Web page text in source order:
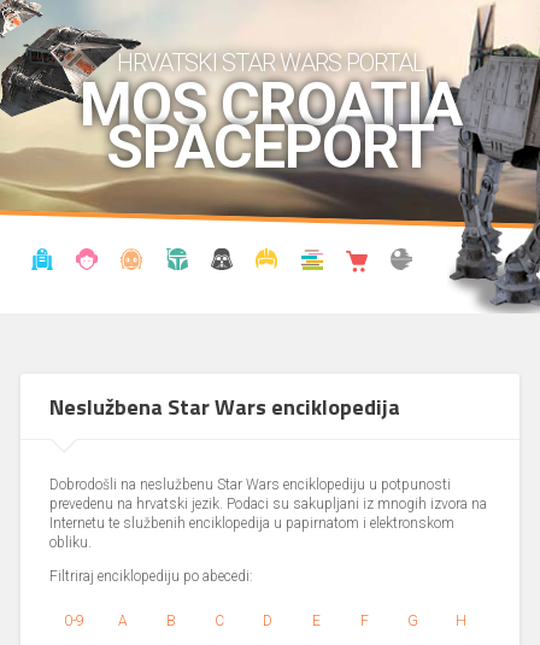
HRVATSKI STAR WARS PORTAL
MOS CROATIA
SPACEPORT
Neslužbena Star Wars enciklopedija
Dobrodošli na neslužbenu Star Wars enciklopediju u potpunosti
prevedenu na hrvatski jezik. Podaci su sakupljani iz mnogih izvora na
Internetu te službenih enciklopedija u papirnatom i elektronskom
obliku.
Filtriraj enciklopediju po abecedi:
0-9 A B C D E F G H